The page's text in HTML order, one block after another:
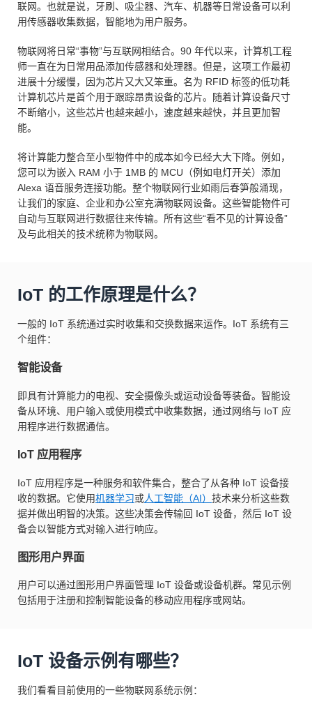
联网。也就是说，牙刷、吸尘器、汽车、机器等日常设备可以利
用传感器收集数据，智能地为用户服务。
物联网将日常“事物”与互联网相结合。90 年代以来，计算机工程
师一直在为日常用品添加传感器和处理器。但是，这项工作最初
进展十分缓慢，因为芯片又大又笨重。名为 RFID 标签的低功耗
计算机芯片是首个用于跟踪昂贵设备的芯片。随着计算设备尺寸
不断缩小，这些芯片也越来越小，速度越来越快，并且更加智
能。
将计算能力整合至小型物件中的成本如今已经大大下降。例如，
您可以为嵌入 RAM 小于 1MB 的 MCU（例如电灯开关）添加
Alexa 语音服务连接功能。整个物联网行业如雨后春笋般涌现，
让我们的家庭、企业和办公室充满物联网设备。这些智能物件可
自动与互联网进行数据往来传输。所有这些“看不见的计算设备”
及与此相关的技术统称为物联网。
IoT 的工作原理是什么？
一般的 IoT 系统通过实时收集和交换数据来运作。IoT 系统有三
个组件：
智能设备
即具有计算能力的电视、安全摄像头或运动设备等装备。智能设
备从环境、用户输入或使用模式中收集数据，通过网络与 IoT 应
用程序进行数据通信。
IoT 应用程序
IoT 应用程序是一种服务和软件集合，整合了从各种 IoT 设备接
收的数据。它使用机器学习或人工智能（AI） 技术来分析这些数
据并做出明智的决策。这些决策会传输回 IoT 设备，然后 IoT 设
备会以智能方式对输入进行响应。
图形用户界面
用户可以通过图形用户界面管理 IoT 设备或设备机群。常见示例
包括用于注册和控制智能设备的移动应用程序或网站。
IoT 设备示例有哪些？
我们看看目前使用的一些物联网系统示例：